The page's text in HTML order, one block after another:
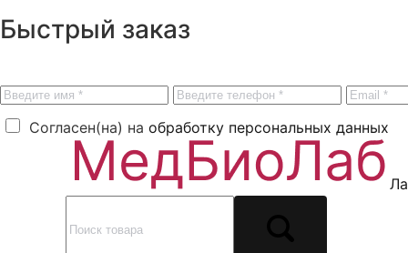
Быстрый заказ
Согласен(на) на обработку персональных данных